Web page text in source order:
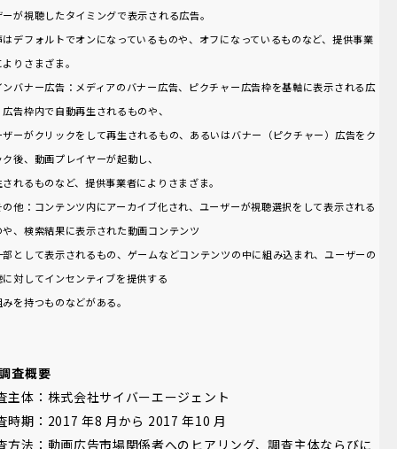
が視聴したタイミングで表示される広告。
はデフォルトでオンになっているものや、オフになっているものなど、提供事業
りさまざま。
ンバナー広告：メディアのバナー広告、ピクチャー広告枠を基軸に表示される広
告枠内で自動再生されるものや、
ザーがクリックをして再生されるもの、あるいはバナー（ピクチャー）広告をク
後、動画プレイヤーが起動し、
れるものなど、提供事業者によりさまざま。
の他：コンテンツ内にアーカイブ化され、ユーザーが視聴選択をして表示される
や、検索結果に表示された動画コンテンツ
部として表示されるもの、ゲームなどコンテンツの中に組み込まれ、ユーザーの
に対してインセンティブを提供する
を持つものなどがある。
査概要
主体：株式会社サイバーエージェント
時期：2017 年8 月から 2017 年10 月
方法：動画広告市場関係者へのヒアリング、調査主体ならびに